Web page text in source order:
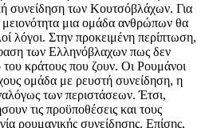
συνείδηση των Κουτσόβλάχων. Για
μειονότητα μια ομάδα ανθρώπων θα
λόγοι. Στην προκειμένη περίπτωση,
των Ελληνόβλαχων πως δεν
κράτους που ζουν. Οι Ρουμάνοι
ομάδα με ρευστή συνείδηση, η
των περιστάσεων. Έτσι,
τις προϋποθέσεις και τους
ρουμανικής συνείδησης. Επίσης,